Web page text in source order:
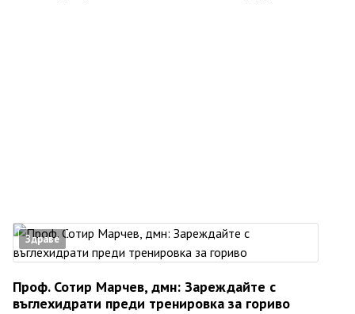
Здраве
Проф. Сотир Марчев, дмн: Зареждайте с
въглехидрати преди тренировка за гориво